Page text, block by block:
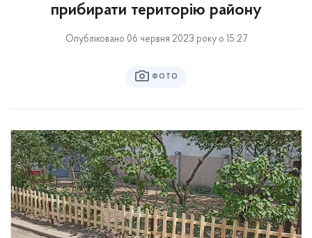
прибирати територію району
Опубліковано 06 червня 2023 року о 15:27
ФОТО